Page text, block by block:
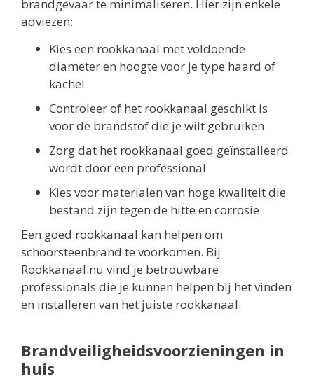
brandgevaar te minimaliseren. Hier zijn enkele
adviezen:
Kies een rookkanaal met voldoende
diameter en hoogte voor je type haard of
kachel
Controleer of het rookkanaal geschikt is
voor de brandstof die je wilt gebruiken
Zorg dat het rookkanaal goed geïnstalleerd
wordt door een professional
Kies voor materialen van hoge kwaliteit die
bestand zijn tegen de hitte en corrosie
Een goed rookkanaal kan helpen om
schoorsteenbrand te voorkomen. Bij
Rookkanaal.nu vind je betrouwbare
professionals die je kunnen helpen bij het vinden
en installeren van het juiste rookkanaal.
Brandveiligheidsvoorzieningen in
huis